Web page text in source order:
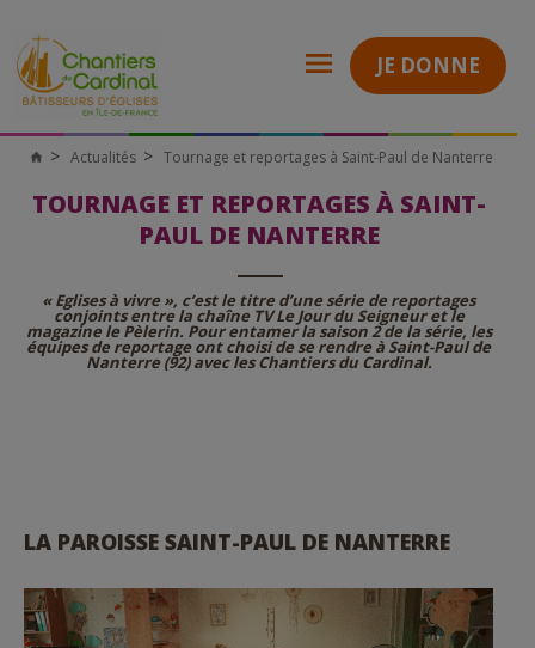
JE DONNE
Chantiers
Cardinal
Actualités Tournage et reportages à Saint-Paul de Nanterre
TOURNAGE ET REPORTAGES À SAINT-
PAUL DE NANTERRE
« Eglises à vivre », c’est le titre d’une série de reportages
conjoints entre la chaîne TV Le Jour du Seigneur et le
magazine le Pèlerin. Pour entamer la saison 2 de la série, les
équipes de reportage ont choisi de se rendre à Saint-Paul de
Nanterre (92) avec les Chantiers du Cardinal.
LA PAROISSE SAINT-PAUL DE NANTERRE